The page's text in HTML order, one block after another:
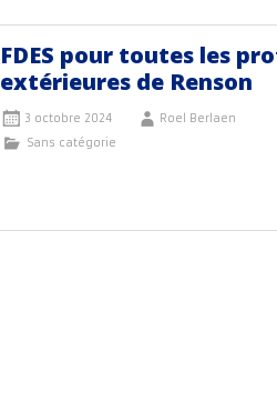
FDES pour toutes les
extérieures de Renson
3 octobre 2024
Roel Berlaen
Sans catégorie